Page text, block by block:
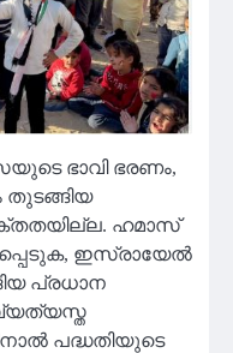
ഭാവി ഭരണം,
തുടങ്ങിയ
ഹമാസ്
ഇസ്രായേല്‍
പ്രധാന
പദ്ധതിയുടെ